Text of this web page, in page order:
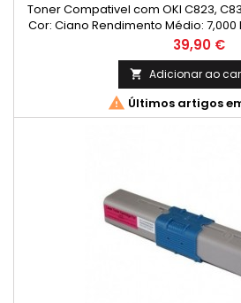
Toner Compativel com OKI C823,
Cor: Ciano Rendimento Médio:
base na norma ISO/IEC 24711 e
rendimento real varia
conteúdo das páginas impressas
Preço
39,90 €
 Adicionar ao
 Últimos artigos